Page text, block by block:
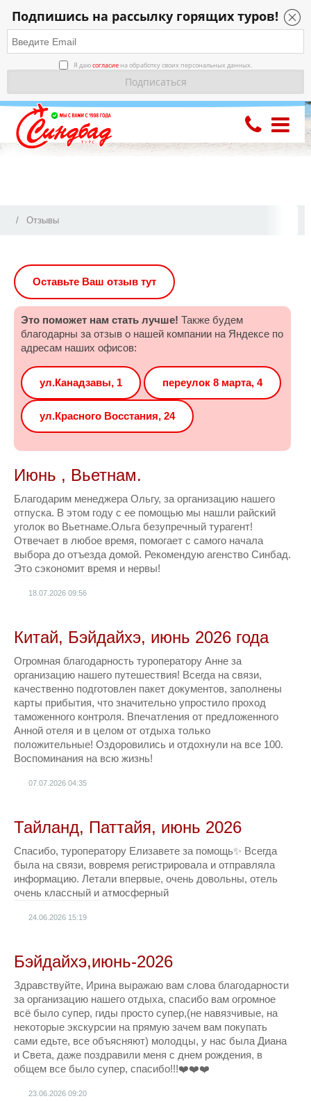
Подпишись на рассылку горящих туров!
Я даюсогласие на обработку своих персональных данных.
Отзывы
Оставьте Ваш отзыв тут
Это поможет нам стать лучше! Также будем
благодарны за отзыв о нашей компании на Яндексе по
адресам наших офисов:
ул.Канадзавы, 1 переулок 8 марта, 4
ул.Красного Восстания, 24
Июнь , Вьетнам.
Благодарим менеджера Ольгу, за организацию нашего
отпуска. В этом году с ее помощью мы нашли райский
уголок во Вьетнаме.Ольга безупречный турагент!
Отвечает в любое время, помогает с самого начала
выбора до отъезда домой. Рекомендую агенство Синбад.
Это сэкономит время и нервы!
18.07.2026 09:56
Китай, Бэйдайхэ, июнь 2026 года
Огромная благодарность туроператору Анне за
организацию нашего путешествия! Всегда на связи,
качественно подготовлен пакет документов, заполнены
карты прибытия, что значительно упростило проход
таможенного контроля. Впечатления от предложенного
Анной отеля и в целом от отдыха только
положительные! Оздоровились и отдохнули на все 100.
Воспоминания на всю жизнь!
07.07.2026 04:35
Тайланд, Паттайя, июнь 2026
Спасибо, туроператору Елизавете за помощь✨ Всегда
была на связи, вовремя регистрировала и отправляла
информацию. Летали впервые, очень довольны, отель
очень классный и атмосферный
24.06.2026 15:19
Бэйдайхэ,июнь-2026
Здравствуйте, Ирина выражаю вам слова благодарности
за организацию нашего отдыха, спасибо вам огромное
всё было супер, гиды просто супер,(не навязчивые, на
некоторые экскурсии на прямую зачем вам покупать
сами едьте, все объясняют) молодцы, у нас была Диана
и Света, даже поздравили меня с днем рождения, в
общем все было супер, спасибо!!!❤️❤️❤️
23.06.2026 09:20